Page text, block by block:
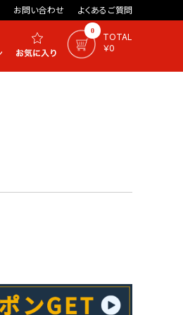
お問い合わせ よくあるご質問
0
TOTAL
￥0